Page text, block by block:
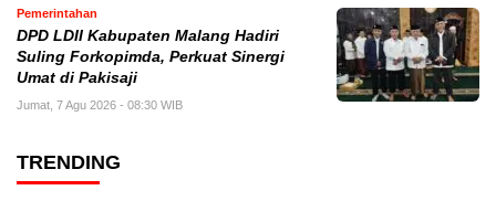
Pemerintahan
DPD LDII Kabupaten Malang Hadiri
Suling Forkopimda, Perkuat Sinergi
Umat di Pakisaji
Jumat, 7 Agu 2026 - 08:30 WIB
TRENDING